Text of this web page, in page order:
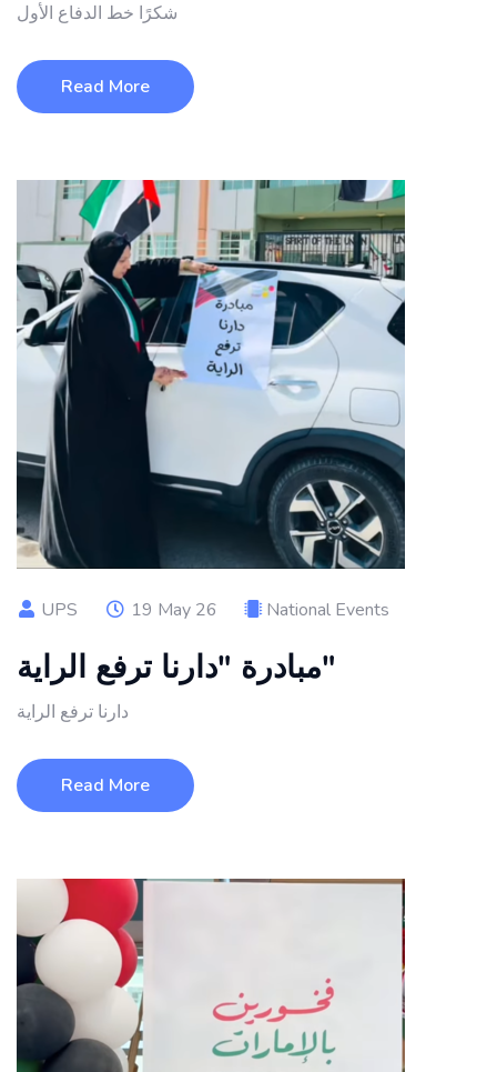
شكرًا خط الدفاع الأول
Read More
UPS 19 May 26 National Events
مبادرة "دارنا ترفع الراية"
دارنا ترفع الراية
Read More